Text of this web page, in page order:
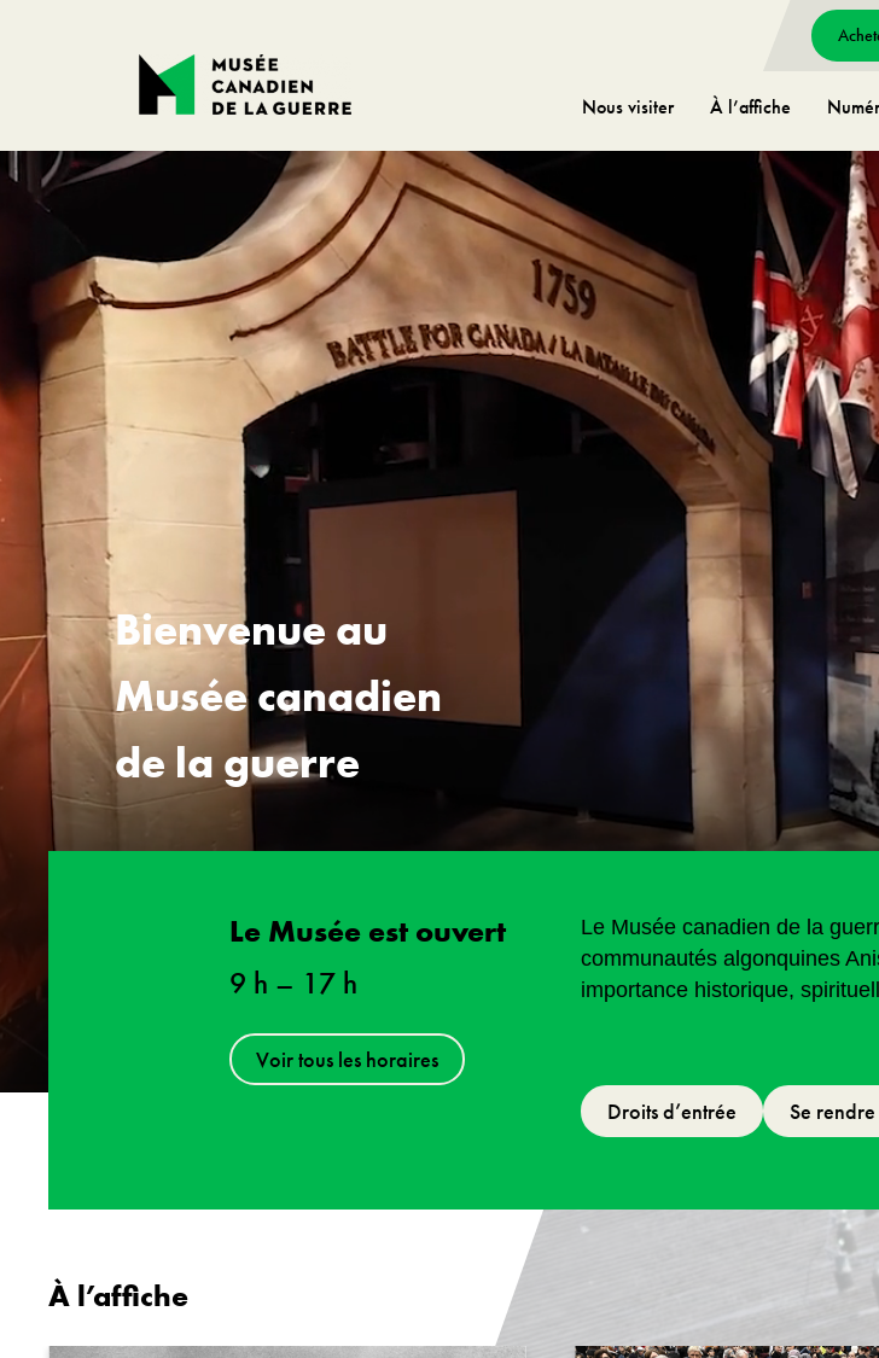
Nous visiter À l’affiche
Bienvenue au
Musée canadien
de la guerre
Le Musée est ouvert
9 h – 17 h
Voir tous les horaires
Le Musée canadien de la
communautés algonquines
importance historique,
Droits d’entrée Se
À l’affiche